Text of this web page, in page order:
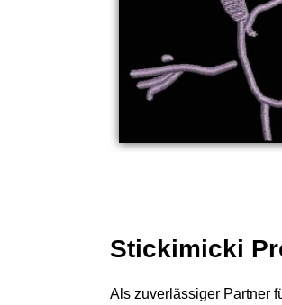
Stickimicki
Als zuverlässiger Partner